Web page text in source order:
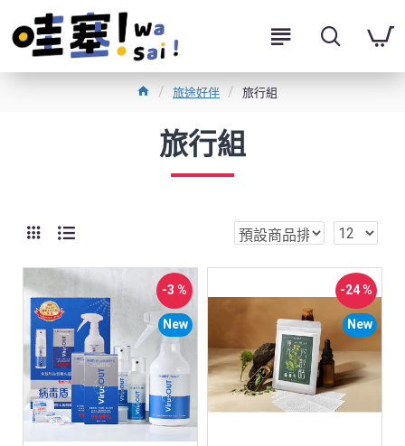
旅途好伴 旅行組
旅行組
New
-3 %
New
-24 %